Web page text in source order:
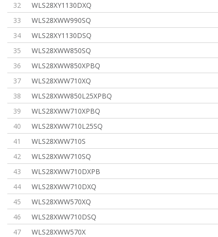
32
WLS28XY1130DXQ
33
WLS28XWW990SQ
34
WLS28XY1130DSQ
35
WLS28XWW850SQ
36
WLS28XWW850XPBQ
37
WLS28XWW710XQ
38
WLS28XWW850L25XPBQ
39
WLS28XWW710XPBQ
40
WLS28XWW710L25SQ
41
WLS28XWW710S
42
WLS28XWW710SQ
43
WLS28XWW710DXPB
44
WLS28XWW710DXQ
45
WLS28XWW570XQ
46
WLS28XWW710DSQ
47
WLS28XWW570X